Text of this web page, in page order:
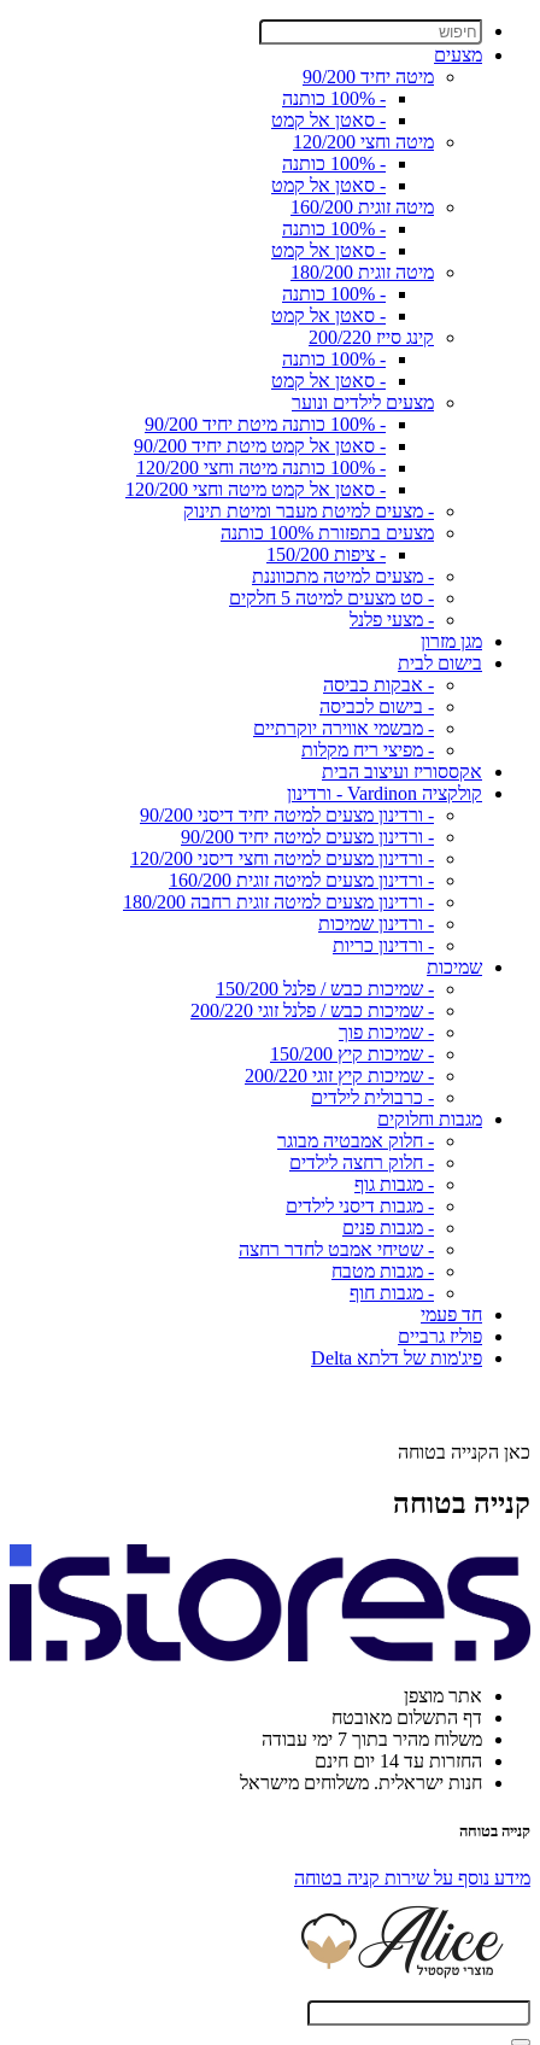
מצעים
מיטה יחיד 90/200
- 100% כותנה
- סאטן אל קמט
מיטה וחצי 120/200
- 100% כותנה
- סאטן אל קמט
מיטה זוגית 160/200
- 100% כותנה
- סאטן אל קמט
מיטה זוגית 180/200
- 100% כותנה
- סאטן אל קמט
קינג סייז 200/220
- 100% כותנה
- סאטן אל קמט
מצעים לילדים ונוער
- 100% כותנה מיטת יחיד 90/200
- סאטן אל קמט מיטת יחיד 90/200
- 100% כותנה מיטה וחצי 120/200
- סאטן אל קמט מיטה וחצי 120/200
- מצעים למיטת מעבר ומיטת תינוק
מצעים בתפזורת 100% כותנה
- ציפות 150/200
- מצעים למיטה מתכווננת
- סט מצעים למיטה 5 חלקים
- מצעי פלנל
מגן מזרון
בישום לבית
- אבקות כביסה
- בישום לכביסה
- מבשמי אווירה יוקרתיים
- מפיצי ריח מקלות
אקססוריז ועיצוב הבית
קולקציה Vardinon - ורדינון
- ורדינון מצעים למיטה יחיד דיסני 90/200
- ורדינון מצעים למיטה יחיד 90/200
- ורדינון מצעים למיטה וחצי דיסני 120/200
- ורדינון מצעים למיטה זוגית 160/200
- ורדינון מצעים למיטה זוגית רחבה 180/200
- ורדינון שמיכות
- ורדינון כריות
שמיכות
- שמיכות כבש / פלנל 150/200
- שמיכות כבש / פלנל זוגי 200/220
- שמיכות פוך
- שמיכות קיץ 150/200
- שמיכות קיץ זוגי 200/220
- כרבולית לילדים
מגבות וחלוקים
- חלוק אמבטיה מבוגר
- חלוק רחצה לילדים
- מגבות גוף
- מגבות דיסני לילדים
- מגבות פנים
- שטיחי אמבט לחדר רחצה
- מגבות מטבח
- מגבות חוף
חד פעמי
פוליז גרביים
פיג'מות של דלתא Delta
כאן הקנייה בטוחה
קנייה בטוחה
אתר מוצפן
דף התשלום מאובטח
משלוח מהיר בתוך 7 ימי עבודה
החזרות עד 14 יום חינם
חנות ישראלית. משלוחים מישראל
קנייה בטוחה
מידע נוסף על שירות קניה בטוחה